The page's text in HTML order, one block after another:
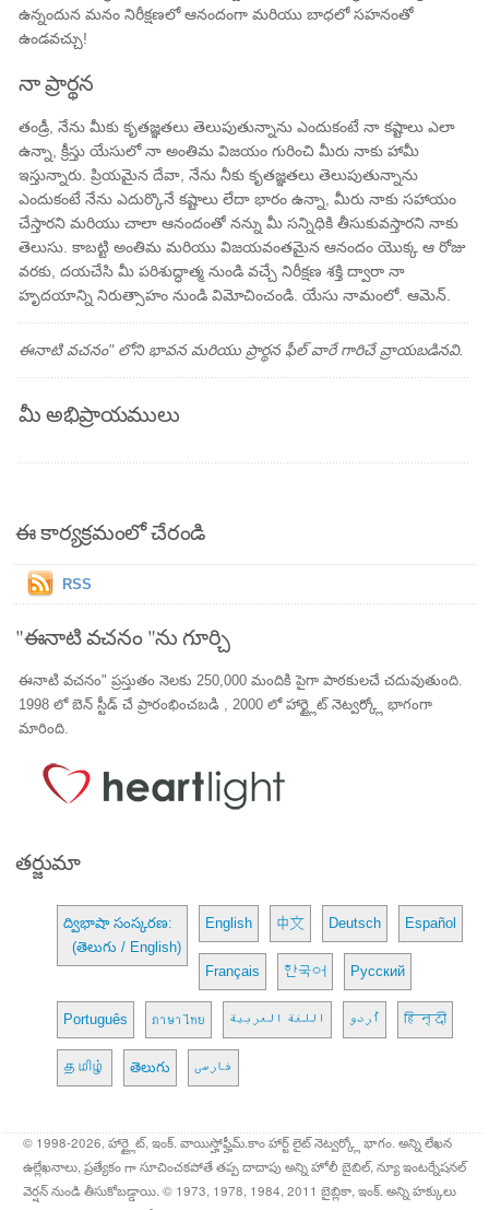
ఉన్నందున మనం నిరీక్షణలో ఆనందంగా మరియు బాధలో సహనంతో
ఉండవచ్చు!
నా ప్రార్థన
తండ్రీ, నేను మీకు కృతజ్ఞతలు తెలుపుతున్నాను ఎందుకంటే నా కష్టాలు ఎలా
ఉన్నా, క్రీస్తు యేసులో నా అంతిమ విజయం గురించి మీరు నాకు హామీ
ఇస్తున్నారు. ప్రియమైన దేవా, నేను నీకు కృతజ్ఞతలు తెలుపుతున్నాను
ఎందుకంటే నేను ఎదుర్కొనే కష్టాలు లేదా భారం ఉన్నా, మీరు నాకు సహాయం
చేస్తారని మరియు చాలా ఆనందంతో నన్ను మీ సన్నిధికి తీసుకువస్తారని నాకు
తెలుసు. కాబట్టి అంతిమ మరియు విజయవంతమైన ఆనందం యొక్క ఆ రోజు
వరకు, దయచేసి మీ పరిశుద్ధాత్మ నుండి వచ్చే నిరీక్షణ శక్తి ద్వారా నా
హృదయాన్ని నిరుత్సాహం నుండి విమోచించండి. యేసు నామంలో. ఆమెన్.
ఈనాటి వచనం" లోని భావన మరియు ప్రార్థన ఫీల్ వారే గారిచే వ్రాయబడినవి.
మీ అభిప్రాయములు
ఈ కార్యక్రమంలో చేరండి
RSS
"ఈనాటి వచనం "ను గూర్చి
ఈనాటి వచనం" ప్రస్తుతం నెలకు 250,000 మందికి పైగా పాఠకులచే చదువుతుంది.
1998 లో బెన్ స్టీడ్ చే ప్రారంభించబడి , 2000 లో హార్ట్లైట్ నెట్వర్క్లో భాగంగా
మారింది.
తర్జుమా
ద్విభాషా సంస్కరణ:
(తెలుగు / English)
English 中文 Deutsch Español
Français 한국어 Русский
Português ภาษาไทย اللغة العربية اُردو हिन्दी
தமிழ் తెలుగు فارسی
© 1998-2026, హార్ట్లైట్, ఇంక్. వాయిస్హోఫ్హీమ్.కాం హార్ట్ లైట్ నెట్వర్క్లో భాగం. అన్ని లేఖన
ఉల్లేఖనాలు, ప్రత్యేకం గా సూచించకపోతే తప్ప దాదాపు అన్ని హోలీ బైబిల్, న్యూ ఇంటర్నేషనల్
వెర్షన్ నుండి తీసుకోబడ్డాయి. © 1973, 1978, 1984, 2011 బైబ్లికా, ఇంక్. అన్ని హక్కులు